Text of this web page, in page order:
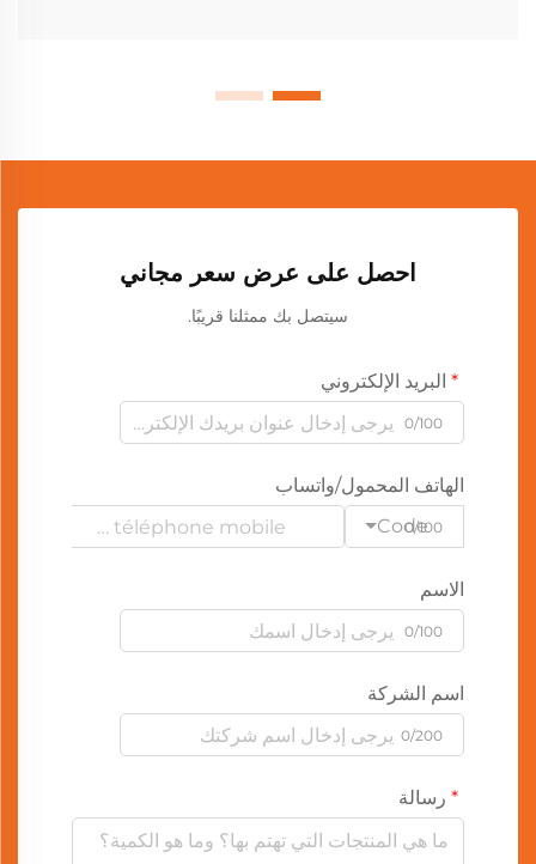
احصل على عرض سعر مجاني
سيتصل بك ممثلنا قريبًا.
البريد الإلكتروني
0/100
الهاتف المحمول/واتساب
Code
0/100
الاسم
0/100
اسم الشركة
0/200
رسالة